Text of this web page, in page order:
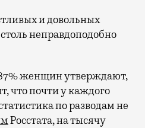
неправдоподобно
женщин утверждают,
что почти у каждого
по разводам не
Росстата, на тысячу